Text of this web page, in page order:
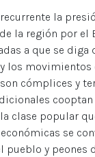
recurrente la
la región por el
a que se diga
los movimientos
cómplices y
cooptan
clase popular
se
pueblo y peones